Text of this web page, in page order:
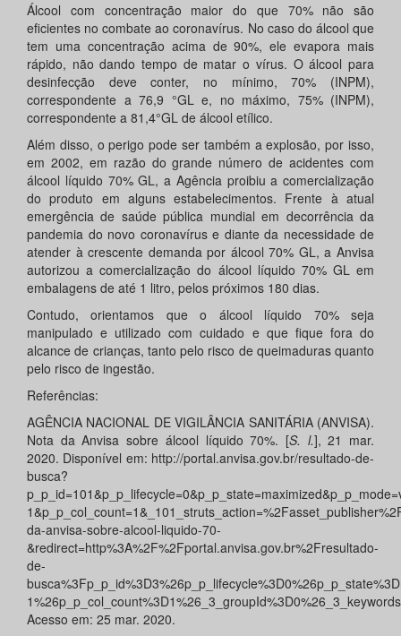
Álcool com concentração maior do que 70% não são
eficientes no combate ao coronavírus. No caso do álcool que
tem uma concentração acima de 90%, ele evapora mais
rápido, não dando tempo de matar o vírus. O álcool para
desinfecção deve conter, no mínimo, 70% (INPM),
correspondente a 76,9 °GL e, no máximo, 75% (INPM),
correspondente a 81,4°GL de álcool etílico.
Além disso, o perigo pode ser também a explosão, por isso,
em 2002, em razão do grande número de acidentes com
álcool líquido 70% GL, a Agência proibiu a comercialização
do produto em alguns estabelecimentos. Frente à atual
emergência de saúde pública mundial em decorrência da
pandemia do novo coronavírus e diante da necessidade de
atender à crescente demanda por álcool 70% GL, a Anvisa
autorizou a comercialização do álcool líquido 70% GL em
embalagens de até 1 litro, pelos próximos 180 dias.
Contudo, orientamos que o álcool líquido 70% seja
manipulado e utilizado com cuidado e que fique fora do
alcance de crianças, tanto pelo risco de queimaduras quanto
pelo risco de ingestão.
Referências:
AGÊNCIA NACIONAL DE VIGILÂNCIA SANITÁRIA (ANVISA).
Nota da Anvisa sobre álcool líquido 70%. [S. l.], 21 mar.
2020. Disponível em: http://portal.anvisa.gov.br/resultado-de-
busca?
da-anvisa-sobre-alcool-liquido-70-
&redirect=http%3A%2F%2Fportal.anvisa.gov.br%2Fresultado-
de-
Acesso em: 25 mar. 2020.